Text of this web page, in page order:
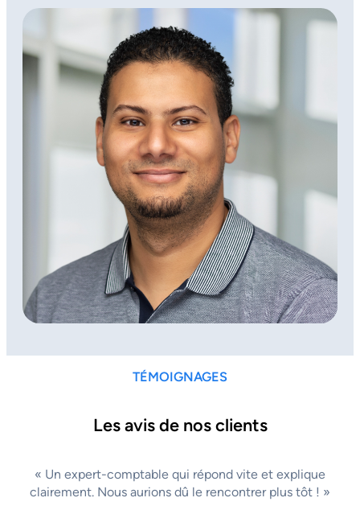
TÉMOIGNAGES
Les avis de nos clients
« Un expert-comptable qui répond vite et explique
clairement. Nous aurions dû le rencontrer plus tôt ! »